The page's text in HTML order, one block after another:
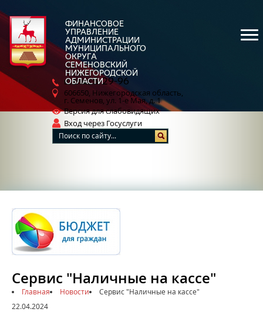
Сервис "Наличные на кассе"
Главная Новости
Сервис "Наличные на кассе"
22.04.2024
ФИНАНСОВОЕ
УПРАВЛЕНИЕ
АДМИНИСТРАЦИИ
МУНИЦИПАЛЬНОГО
ОКРУГА
СЕМЕНОВСКИЙ
НИЖЕГОРОДСКОЙ
ОБЛАСТИ
8 (83162)5-29-96
606650, Нижегородская область,
г. Семенов, ул. 1-е Мая, д. 1
Версия для слабовидящих
Вход через Госуслуги